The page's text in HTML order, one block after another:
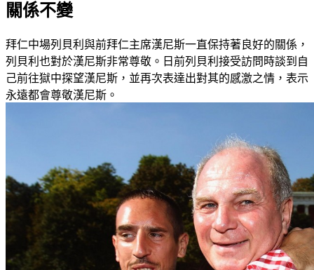
關係不變
拜仁中場列貝利與前拜仁主席漢尼斯一直保持著良好的關係，
列貝利也對於漢尼斯非常尊敬。日前列貝利接受訪問時談到自
己前往獄中探望漢尼斯，並再次表達出對其的感激之情，表示
永遠都會尊敬漢尼斯。